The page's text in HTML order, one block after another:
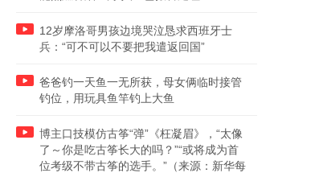
12岁摩洛哥男孩边境哭泣恳求西班牙士
兵：“可不可以不要把我遣返回国”
爸爸钓一天鱼一无所获，母女俩临时接管
钓位，用玩具鱼竿钓上大鱼
博主口技模仿古筝“弹”《枉凝眉》，“太像
了～你是吃古筝长大的吗？”“或将成为首
位考级不带古筝的选手。”（来源：新华每